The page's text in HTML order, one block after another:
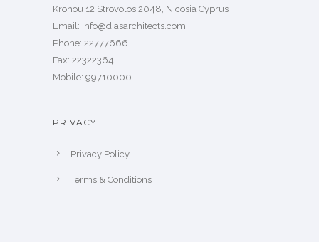
Kronou 12 Strovolos 2048, Nicosia Cyprus
​Email: info@diasarchitects.com
Phone: 22777666
Fax: 22322364
Mobile: 99710000
PRIVACY
Privacy Policy
Terms & Conditions